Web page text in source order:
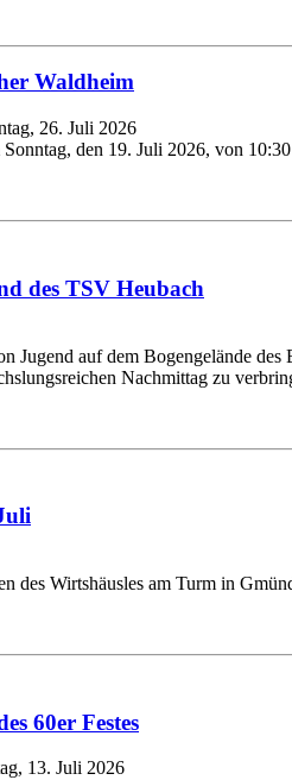
Waldheim
26. Juli 2026
den 19. Juli 2026, von 10:30
des TSV Heubach
Jugend auf dem Bogengelände des
Nachmittag zu
des Wirtshäusles am Turm in
60er Festes
13. Juli 2026